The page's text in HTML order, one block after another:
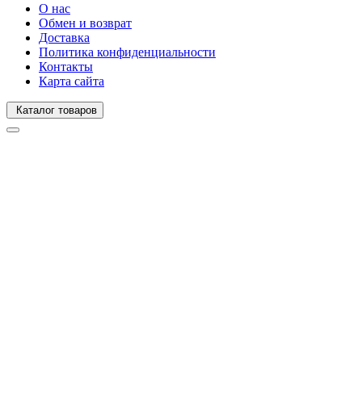
О нас
Обмен и возврат
Доставка
Политика конфиденциальности
Контакты
Карта сайта
Каталог товаров